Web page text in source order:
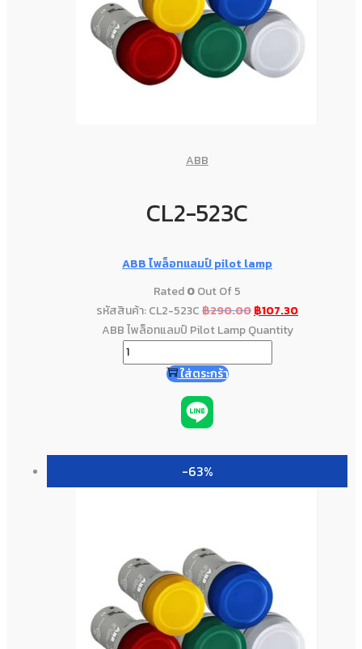
ABB
CL2-523C
ABB ไพล็อทแลมป์ pilot lamp
Rated0Out Of 5
รหัสสินค้า: CL2-523C฿290.00฿107.30
ABB ไพล็อทแลมป์ Pilot Lamp Quantity
ใส่ตระกร้า
-63%